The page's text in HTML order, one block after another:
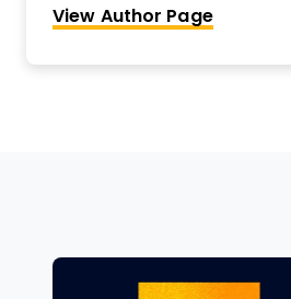
View Author Page